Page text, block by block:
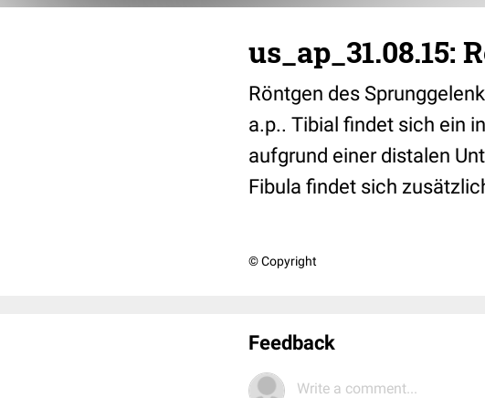
us_ap_31.08.15:
Röntgen des
a.p.. Tibial findet sich ein
aufgrund einer distalen
Fibula findet sich
© Copyright
Feedback
Write a comment...